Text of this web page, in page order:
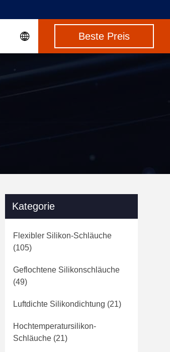
Beste Preis
Kategorie
Flexibler Silikon-Schläuche
(105)
Geflochtene Silikonschläuche
(49)
Luftdichte Silikondichtung (21)
Hochtemperatursilikon-
Schläuche (21)